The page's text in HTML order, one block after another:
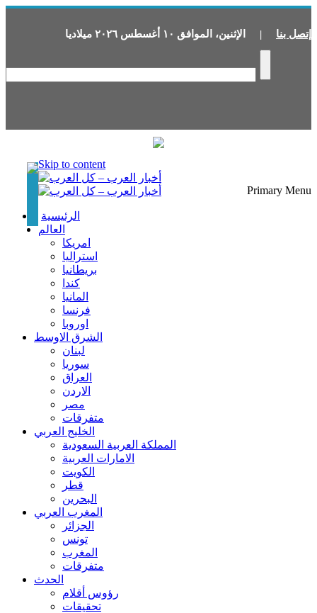
إتصل بنا | الإثنين، الموافق ١٠ أغسطس ٢٠٢٦ ميلاديا
Skip to content
Primary Menu
الرئيسية
العالم
امريكا
استراليا
بريطانيا
كندا
المانيا
فرنسا
اوروبا
الشرق الاوسط
لبنان
سوريا
العراق
الاردن
مصر
متفرقات
الخليج العربي
المملكة العربية السعودية
الامارات العربية
الكويت
قطر
البحرين
المغرب العربي
الجزائر
تونس
المغرب
متفرقات
الحدث
رؤوس أقلام
تحقيقات